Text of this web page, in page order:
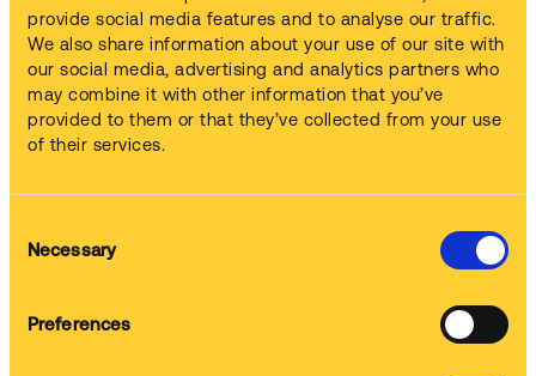
provide social media features and to analyse our traffic.
We also share information about your use of our site with
our social media, advertising and analytics partners who
may combine it with other information that you’ve
provided to them or that they’ve collected from your use
of their services.
Necessary
Preferences
Machines
Nous fournissons et mettons en service la machine